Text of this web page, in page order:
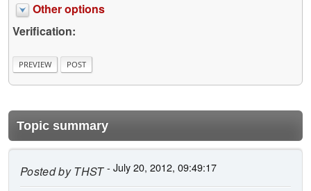
Other options
Verification:
Topic summary
Posted byTHST- July 20, 2012, 09:49:17